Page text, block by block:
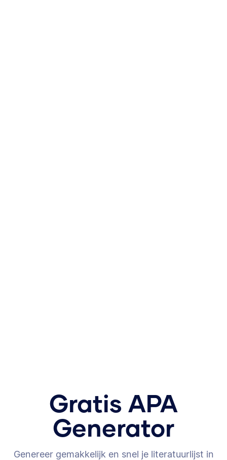
Gratis APA
Generator
Genereer gemakkelijk en snel je literatuurlijst in